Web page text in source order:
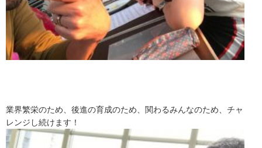
業界繁栄のため、後進の育成のため、関わるみんなのため、チャ
レンジし続けます！